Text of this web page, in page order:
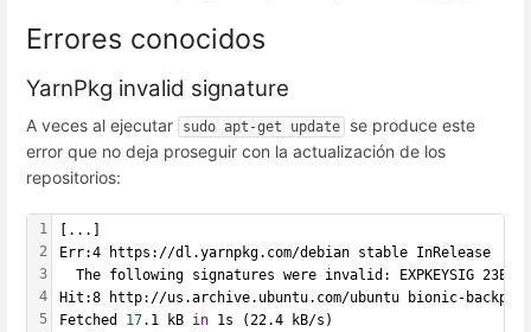
Errores conocidos
YarnPkg invalid signature
A veces al ejecutar sudo apt-get update
se produce este
error que no deja proseguir con la actualización de los
repositorios:
1
2
3
4
5
[...]
Err:4 https://dl.yarnpkg.com/debian stable InRelease
The following signatures were invalid: EXPKEYSIG
Hit:8 http://us.archive.ubuntu.com/ubuntu bionic-
Fetched 17.1 kB in 1s (22.4 kB/s)